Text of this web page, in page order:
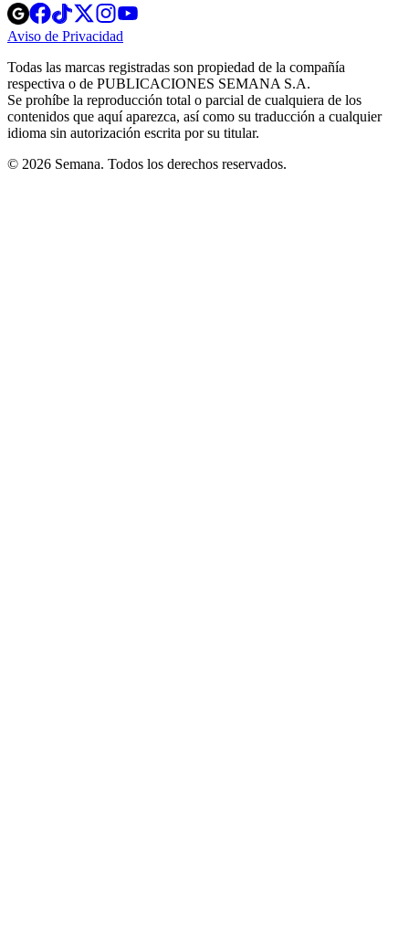
Opens
in
new
Opens
in
new
Opens
in
new
window
Opens
new
windowwindow
Aviso de Privacidad
new
window
Todas las marcas registradas son propiedad de la compañía
respectiva o de PUBLICACIONES SEMANA S.A.
Se prohíbe la reproducción total o parcial de cualquiera de los
contenidos que aquí aparezca, así como su traducción a cualquier
idioma sin autorización escrita por su titular.
© 2026 Semana. Todos los derechos reservados.